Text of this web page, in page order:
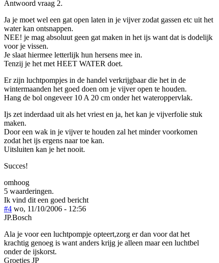
Antwoord vraag 2.
Ja je moet wel een gat open laten in je vijver zodat gassen etc uit het
water kan ontsnappen.
NEE! je mag absoluut geen gat maken in het ijs want dat is dodelijk
voor je vissen.
Je slaat hiermee letterlijk hun hersens mee in.
Tenzij je het met HEET WATER doet.
Er zijn luchtpompjes in de handel verkrijgbaar die het in de
wintermaanden het goed doen om je vijver open te houden.
Hang de bol ongeveer 10 A 20 cm onder het wateroppervlak.
Ijs zet inderdaad uit als het vriest en ja, het kan je vijverfolie stuk
maken.
Door een wak in je vijver te houden zal het minder voorkomen
zodat het ijs ergens naar toe kan.
Uitsluiten kan je het nooit.
Succes!
omhoog
5 waarderingen.
Ik vind dit een goed bericht
#4 wo, 11/10/2006 - 12:56
JP.Bosch
Ala je voor een luchtpompje opteert,zorg er dan voor dat het
krachtig genoeg is want anders krijg je alleen maar een luchtbel
onder de ijskorst.
Groetjes JP